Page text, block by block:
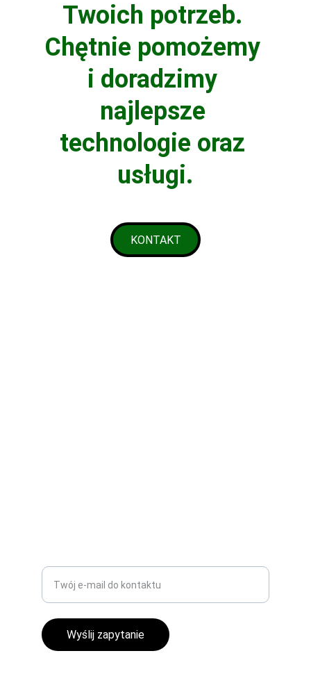
Twoich potrzeb.
Chętnie pomożemy
i doradzimy
najlepsze
technologie oraz
usługi.
KONTAKT
Wyślij zapytanie